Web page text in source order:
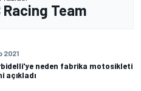
Racing Team
2021
neden fabrika motosikleti
açıkladı